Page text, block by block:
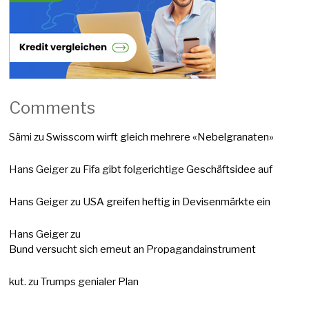
Comments
Sämi zuSwisscom wirft gleich mehrere «Nebelgranaten»
Hans Geigerzu Fifa gibt folgerichtige Geschäftsidee auf
Hans Geigerzu USA greifen heftig in Devisenmärkte ein
Hans Geigerzu
Bund versucht sich erneut an Propagandainstrument
kut. zuTrumps genialer Plan